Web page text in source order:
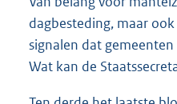
dagbesteding, maar
signalen dat
Wat kan de